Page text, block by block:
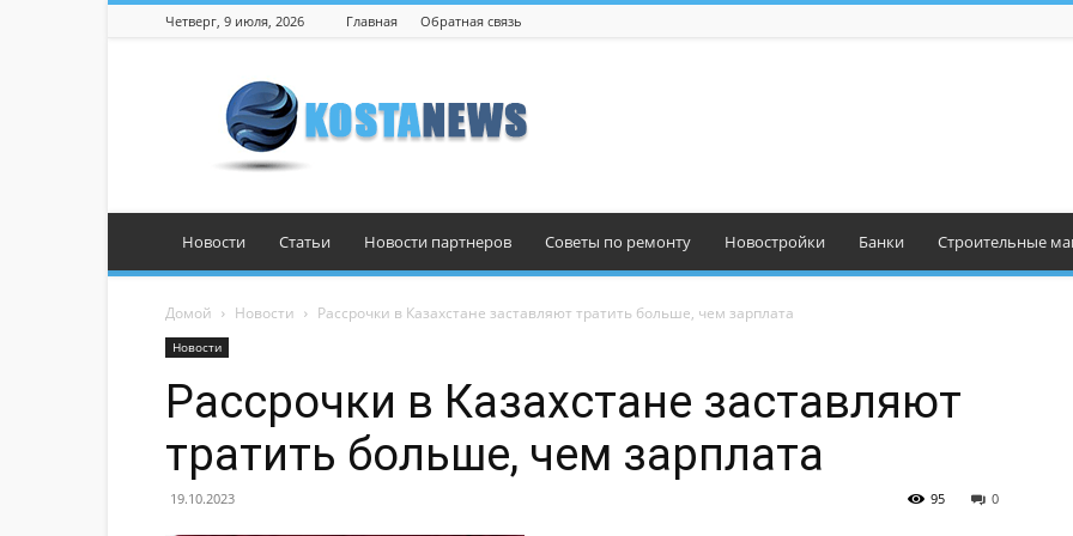
Четверг, 9 июля, 2026 Главная Обратная связь
Новости Статьи Новости партнеров Советы по ремонту Новостройки Банки Строительные
Домой Новости Рассрочки в Казахстане заставляют тратить больше, чем зарплата
Новости
Рассрочки в Казахстане заставляют
тратить больше, чем зарплата
19.10.2023 0
95